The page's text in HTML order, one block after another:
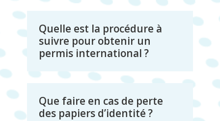
Quelle est la procédure à
suivre pour obtenir un
permis international ?
Que faire en cas de perte
des papiers d’identité ?